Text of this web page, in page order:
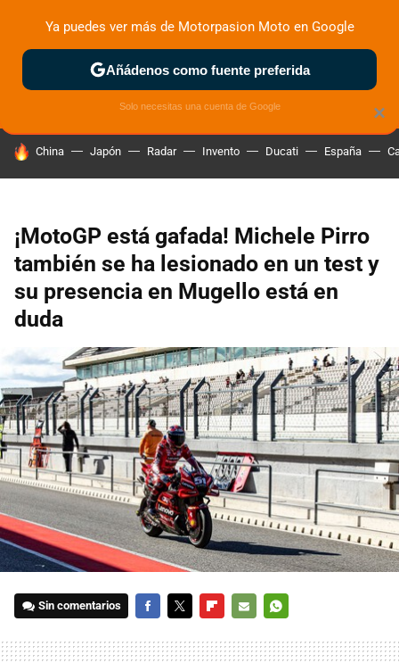
ZONA DE PRUEBAS DEPORTIVAS MOTOS ELÉCTRICAS
HOY SE HABLA DE
China Japón Radar Invento Ducati España
¡MotoGP está gafada! Michele Pirro
también se ha lesionado en un test y
su presencia en Mugello está en
duda
Sin comentarios
MAIL
×
Ya puedes ver más de Motorpasion Moto en Google
Añádenos como fuente preferida
Solo necesitas una cuenta de Google